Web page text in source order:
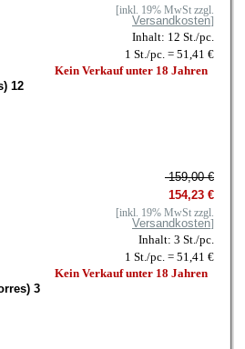
12
[inkl. 19% MwSt zzgl.
Versandkosten]
Inhalt: 12 St./pc.
1 St./pc. = 51,41 €
Kein Verkauf unter 18 Jahren
3
159,00 €
154,23 €
[inkl. 19% MwSt zzgl.
Versandkosten]
Inhalt: 3 St./pc.
1 St./pc. = 51,41 €
Kein Verkauf unter 18 Jahren